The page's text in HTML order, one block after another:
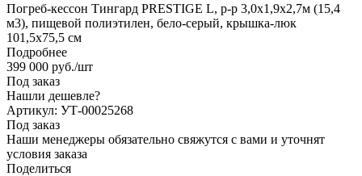
Погреб-кессон Тингард PRESTIGE L, р-р 3,0х1,9х2,7м (15,4
м3), пищевой полиэтилен, бело-серый, крышка-люк
101,5х75,5 см
Подробнее
399 000 руб./шт
Под заказ
Нашли дешевле?
Артикул: УТ-00025268
Под заказ
Наши менеджеры обязательно свяжутся с вами и уточнят
условия заказа
Поделиться